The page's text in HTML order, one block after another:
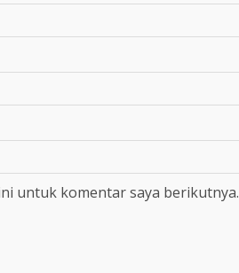
untuk komentar saya berikutnya.